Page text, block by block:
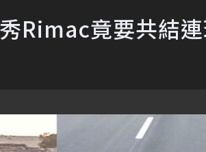
Rimac竟要共結連